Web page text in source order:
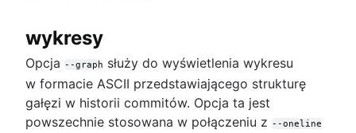
wykresy
Opcja --graph służy do wyświetlenia wykresu
w formacie ASCII przedstawiającego strukturę
gałęzi w historii commitów. Opcja ta jest
powszechnie stosowana w połączeniu z --oneline